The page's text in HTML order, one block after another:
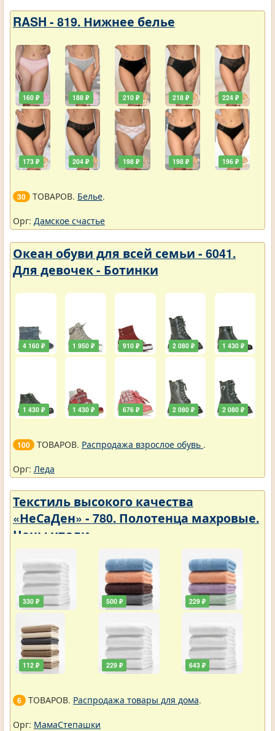
RASH - 819. Нижнее белье
160 ₽
173 ₽
188 ₽
204 ₽
210 ₽
198 ₽
218 ₽
198 ₽
224 ₽
196 ₽
30 ТОВАРОВ. Белье.
Орг: Дамское счастье
Океан обуви для всей семьи - 6041.
Для девочек - Ботинки
4 160 ₽
1 430 ₽
1 950 ₽
1 430 ₽
910 ₽
676 ₽
2 080 ₽
2 080 ₽
1 430 ₽
2 080 ₽
100 ТОВАРОВ. Распродажа взрослое обувь .
Орг: Леда
Текстиль высокого качества
«НеСаДен» - 780. Полотенца махровые.
Цены упали
330 ₽
112 ₽
500 ₽
229 ₽
229 ₽
643 ₽
6 ТОВАРОВ. Распродажа товары для дома.
Орг: МамаСтепашки